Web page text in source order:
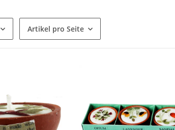
Artikel pro Seite